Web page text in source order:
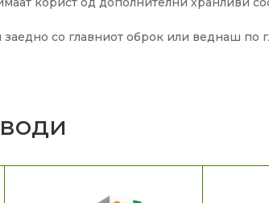
со главниот оброк или веднаш по